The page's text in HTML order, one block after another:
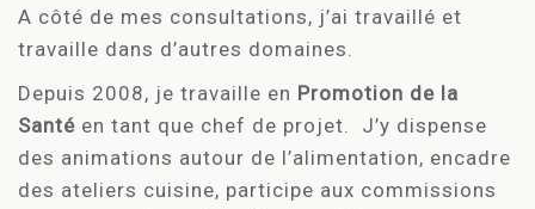
A côté de mes consultations, j’ai travaillé et
travaille dans d’autres domaines.
Depuis 2008, je travaille en Promotion de la
Santé en tant que chef de projet. J’y dispense
des animations autour de l’alimentation, encadre
des ateliers cuisine, participe aux commissions